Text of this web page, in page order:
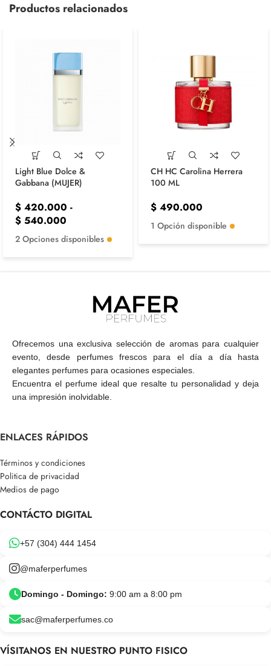
Productos relacionados
Light Blue Dolce &
Gabbana (MUJER)
$ 420.000 -
$ 540.000
2 Opciones disponibles
CH HC Carolina Herrera
100 ML
$ 490.000
1 Opción disponible
Ofrecemos una exclusiva selección de aromas para cualquier
evento, desde perfumes frescos para el día a día hasta
elegantes perfumes para ocasiones especiales.
Encuentra el perfume ideal que resalte tu personalidad y deja
una impresión inolvidable.
ENLACES RÁPIDOS
Términos y condiciones
Politica de privacidad
Medios de pago
CONTÁCTO DIGITAL
+57 (304) 444 1454
@maferperfumes
Domingo - Domingo: 9:00 am a 8:00 pm
sac@maferperfumes.co
VÍSITANOS EN NUESTRO PUNTO FISICO